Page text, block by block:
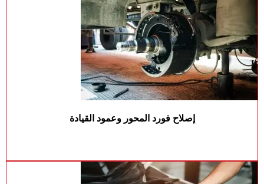
إصلاح فورد المحور وعمود القيادة